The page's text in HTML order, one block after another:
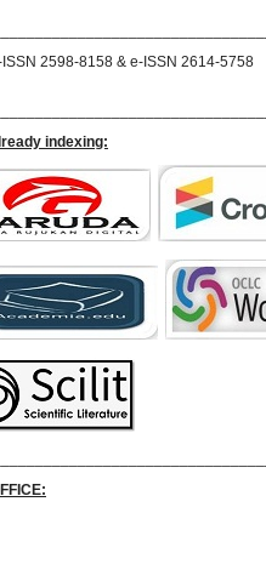
2598-8158 & e-ISSN 2614-5758
indexing: